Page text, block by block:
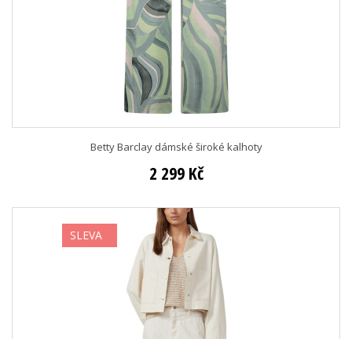
Betty Barclay dámské široké kalhoty
2 299 Kč
SLEVA